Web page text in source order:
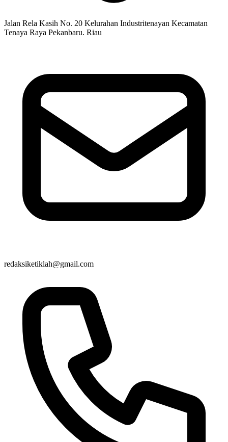
Jalan Rela Kasih No. 20 Kelurahan Industritenayan Kecamatan
Tenaya Raya Pekanbaru. Riau
redaksiketiklah@gmail.com